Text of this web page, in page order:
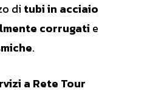
di tubi in acciaio
corrugati e
.
a Rete Tour